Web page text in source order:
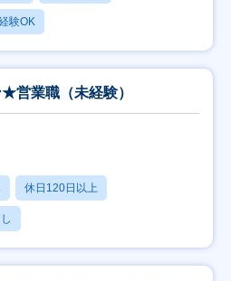
験OK
営業職（未経験）
休日120日以上